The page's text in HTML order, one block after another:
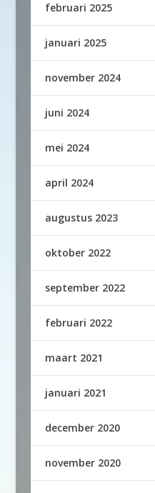
februari 2025
januari 2025
november 2024
juni 2024
mei 2024
april 2024
augustus 2023
oktober 2022
september 2022
februari 2022
maart 2021
januari 2021
december 2020
november 2020